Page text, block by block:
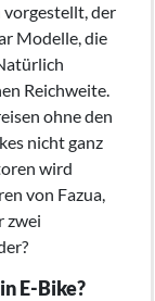
der
Modelle, die
Reichweite.
ohne den
nicht ganz
wird
von Fazua,
zwei
E-Bike?